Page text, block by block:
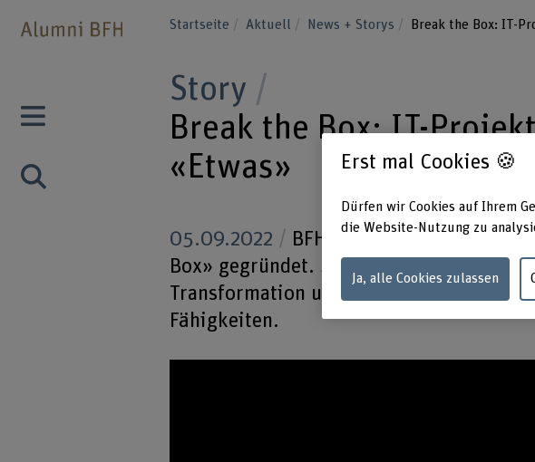
Startseite Aktuell News + Storys Break the Box: IT-
Story
Break the Box: IT-
«Etwas»
05.09.2022
BFH-Alumna Brigitte
Box» gegründet. Sie begleitet
Transformation und setzt dabei auf ihre
Fähigkeiten.
Erst mal Cookies 🍪
Dürfen wir Cookies auf Ihrem
die Website-Nutzung zu
Ja, alle Cookies zulassen